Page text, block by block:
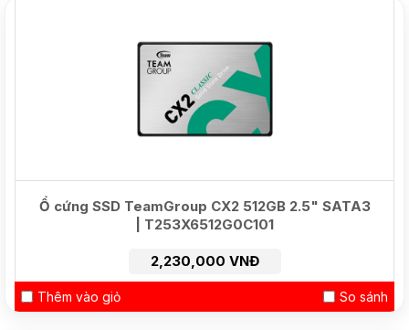
Ổ cứng SSD TeamGroup CX2 512GB 2.5" SATA3
| T253X6512G0C101
2,230,000 VNĐ
Thêm vào giỏ So sánh